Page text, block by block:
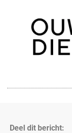
Deel dit bericht: